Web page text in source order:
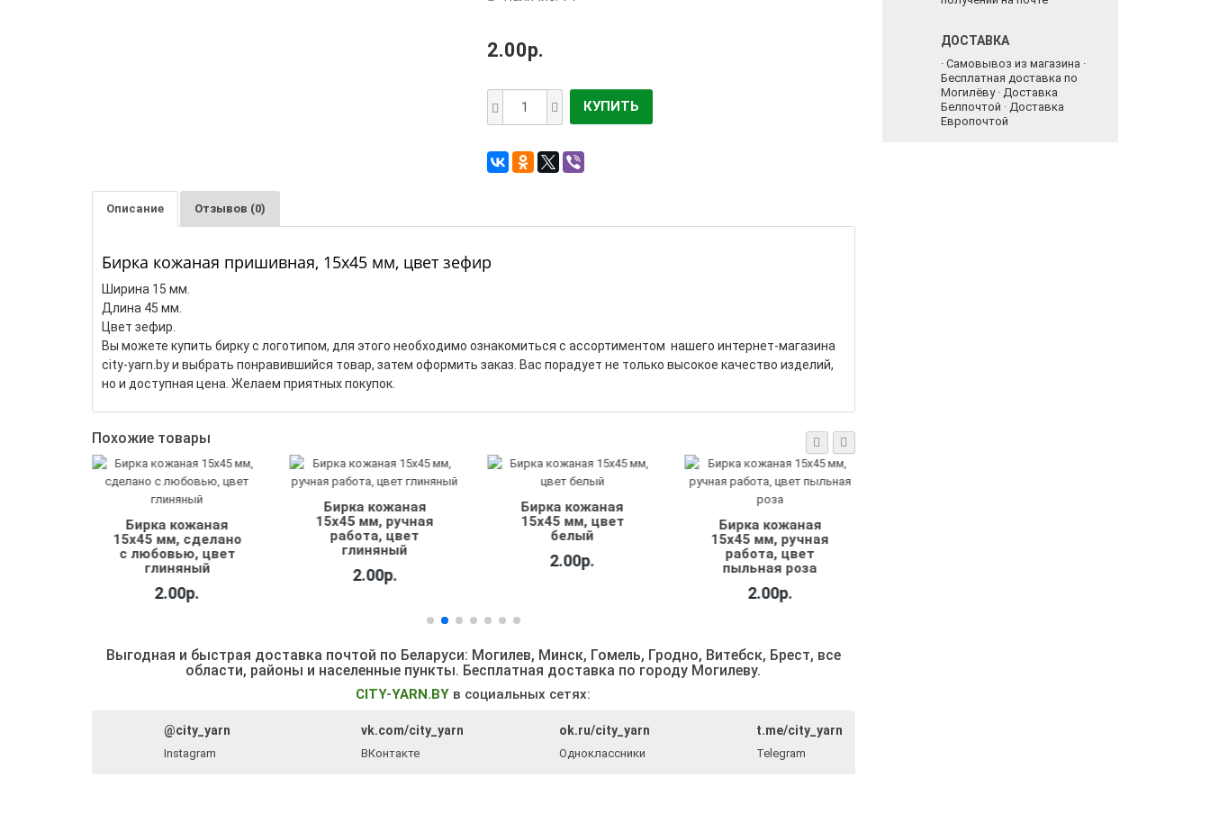
2.00р.
КУПИТЬ
Описание Отзывов (0)
Бирка кожаная пришивная, 15х45 мм, цвет зефир
Ширина 15 мм.
Длина 45 мм.
Цвет зефир.
Вы можете купить бирку с логотипом, для этого необходимо ознакомиться с ассортиментом нашего интернет-магазина
city-yarn.by и выбрать понравившийся товар, затем оформить заказ. Вас порадует не только высокое качество изделий,
но и доступная цена. Желаем приятных покупок.
Похожие товары
Бирка кожаная
15х45 мм, ручная
работа, цвет
глиняный
2.00р.
Бирка кожаная
15х45 мм, цвет
белый
2.00р.
Бирка кожаная
15х45 мм, ручная
работа, цвет
пыльная роза
Бирка кожаная
15х45 мм, сделано
с любовью, цвет
натуральный
2.00р.
Выгодная и быстрая доставка почтой по Беларуси: Могилев, Минск, Гомель, Гродно, Витебск, Брест, все
области, районы и населенные пункты. Бесплатная доставка по городу Могилеву.
CITY-YARN.BY в социальных сетях:
@city_yarn
Instagram
vk.com/city_yarn
ВКонтакте
ok.ru/city_yarn
Одноклассники
t.me/city_yarn
Telegram
ДОСТАВКА
· Самовывоз из магазина ·
Бесплатная доставка по
Могилёву · Доставка
Белпочтой · Доставка
Европочтой